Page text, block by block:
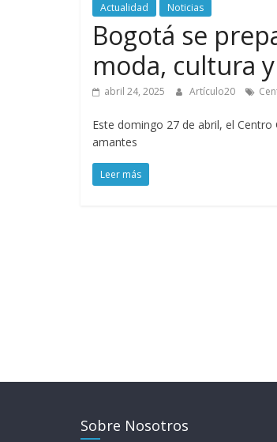
Actualidad Noticias
Bogotá se
moda, cultura
abril 24, 2025 Artículo20
Este domingo 27 de abril, el
amantes
Leer más
Sobre Nosotros